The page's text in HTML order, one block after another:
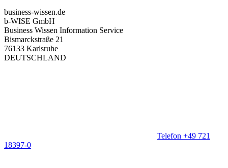
business-wissen.de
b-WISE GmbH
Business Wissen Information Service
Bismarckstraße 21
76133 Karlsruhe
DEUTSCHLAND
Telefon +49 721
18397-0